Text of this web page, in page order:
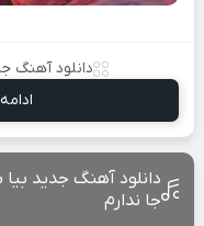
دانلود آهنگ
دانلود آهنگ جدید
جا ندارم